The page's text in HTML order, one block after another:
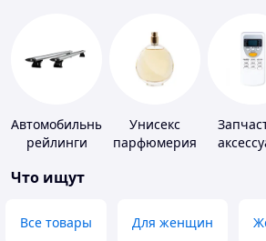
Автомобильные
рейлинги
Унисекс
парфюмерия
Что ищут
Все товары Для женщин